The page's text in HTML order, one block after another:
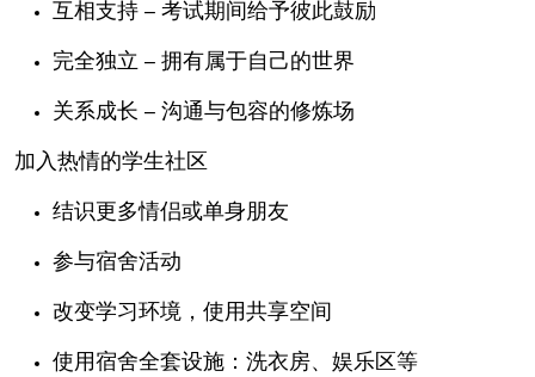
互相支持 – 考试期间给予彼此鼓励
完全独立 – 拥有属于自己的世界
关系成长 – 沟通与包容的修炼场
加入热情的学生社区
结识更多情侣或单身朋友
参与宿舍活动
改变学习环境，使用共享空间
使用宿舍全套设施：洗衣房、娱乐区等